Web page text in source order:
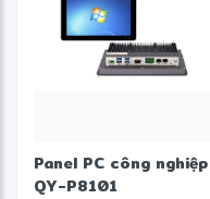
Panel PC công nghiệp
QY-P8101